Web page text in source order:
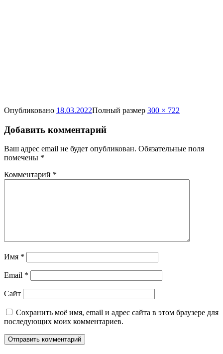
Опубликовано 18.03.2022Полный размер 300 × 722
Добавить комментарий
Ваш адрес email не будет опубликован. Обязательные поля
помечены *
Комментарий *
Имя *
Email *
Сайт
Сохранить моё имя, email и адрес сайта в этом браузере для
последующих моих комментариев.